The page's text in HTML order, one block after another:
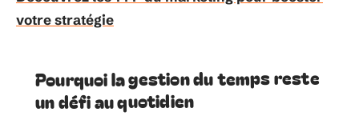
votre stratégie
Pourquoi la gestion du temps reste
un défi au quotidien